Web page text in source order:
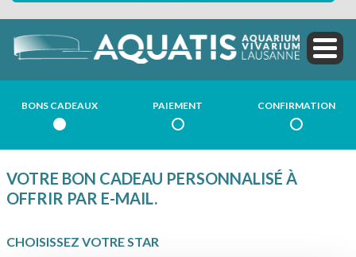
BONS CADEAUX PAIEMENT CONFIRMATION
VOTRE BON CADEAU PERSONNALISÉ À
OFFRIR PAR E-MAIL.
CHOISISSEZ VOTRE STAR